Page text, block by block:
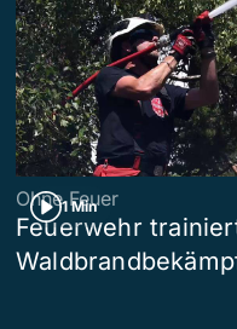
1 Min
Ohne Feuer
Feuerwehr